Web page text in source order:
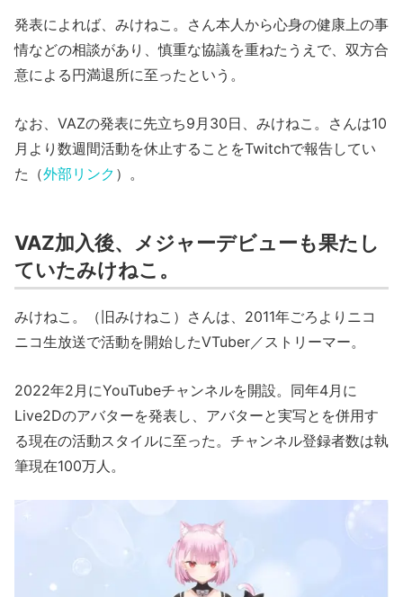
発表によれば、みけねこ。さん本人から心身の健康上の事
情などの相談があり、慎重な協議を重ねたうえで、双方合
意による円満退所に至ったという。
なお、VAZの発表に先立ち9月30日、みけねこ。さんは10
月より数週間活動を休止することをTwitchで報告してい
た（外部リンク ）。
VAZ加入後、メジャーデビューも果たし
ていたみけねこ。
みけねこ。（旧みけねこ）さんは、2011年ごろよりニコ
ニコ生放送で活動を開始したVTuber／ストリーマー。
2022年2月にYouTubeチャンネルを開設。同年4月に
Live2Dのアバターを発表し、アバターと実写とを併用す
る現在の活動スタイルに至った。チャンネル登録者数は執
筆現在100万人。